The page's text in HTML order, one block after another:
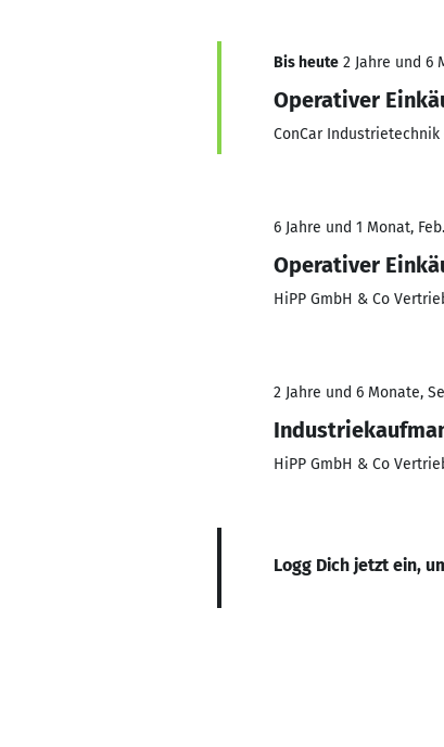
Bis heute 2 Jahre und 6
Operativer
ConCar Industrietechnik
6 Jahre und 1 Monat,
Operativer
HiPP GmbH & Co
2 Jahre und 6 Monate,
HiPP GmbH & Co
Logg Dich jetzt ein,